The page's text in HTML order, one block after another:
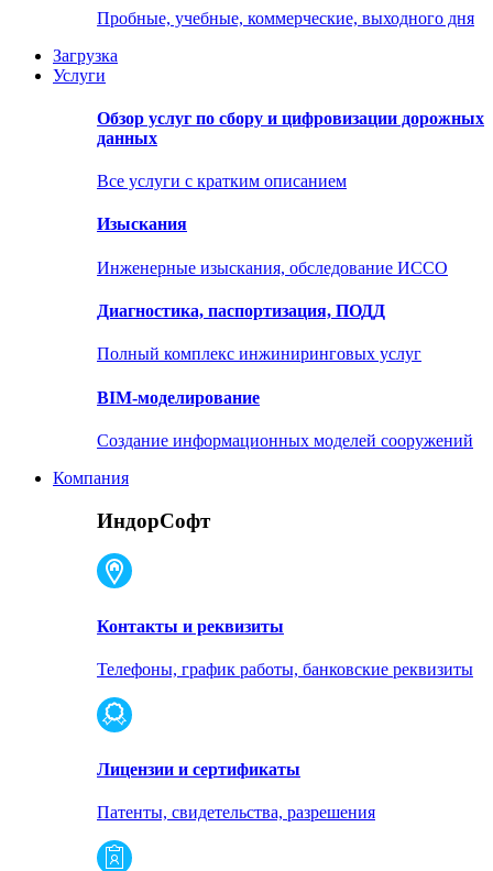
Пробные, учебные, коммерческие, выходного дня
Загрузка
Услуги
Обзор услуг по сбору и цифровизации дорожных
данных
Все услуги с кратким описанием
Изыскания
Инженерные изыскания, обследование ИССО
Диагностика, паспортизация, ПОДД
Полный комплекс инжиниринговых услуг
BIM-моделирование
Создание информационных моделей сооружений
Компания
ИндорСофт
Контакты и реквизиты
Телефоны, график работы, банковские реквизиты
Лицензии и сертификаты
Патенты, свидетельства, разрешения